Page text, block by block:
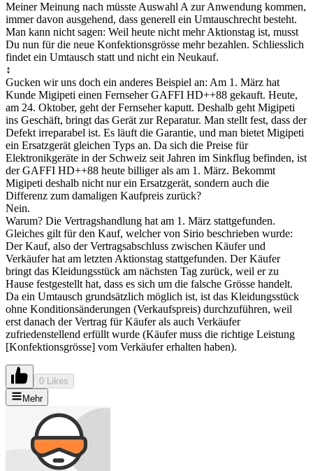
Meiner Meinung nach müsste Auswahl A zur Anwendung kommen,
immer davon ausgehend, dass generell ein Umtauschrecht besteht.
Man kann nicht sagen: Weil heute nicht mehr Aktionstag ist, musst
Du nun für die neue Konfektionsgrösse mehr bezahlen. Schliesslich
findet ein Umtausch statt und nicht ein Neukauf.
↕
Gucken wir uns doch ein anderes Beispiel an: Am 1. März hat
Kunde Migipeti einen Fernseher GAFFI HD++88 gekauft. Heute,
am 24. Oktober, geht der Fernseher kaputt. Deshalb geht Migipeti
ins Geschäft, bringt das Gerät zur Reparatur. Man stellt fest, dass der
Defekt irreparabel ist. Es läuft die Garantie, und man bietet Migipeti
ein Ersatzgerät gleichen Typs an. Da sich die Preise für
Elektronikgeräte in der Schweiz seit Jahren im Sinkflug befinden, ist
der GAFFI HD++88 heute billiger als am 1. März. Bekommt
Migipeti deshalb nicht nur ein Ersatzgerät, sondern auch die
Differenz zum damaligen Kaufpreis zurück?
Nein.
Warum? Die Vertragshandlung hat am 1. März stattgefunden.
Gleiches gilt für den Kauf, welcher von Sirio beschrieben wurde:
Der Kauf, also der Vertragsabschluss zwischen Käufer und
Verkäufer hat am letzten Aktionstag stattgefunden. Der Käufer
bringt das Kleidungsstück am nächsten Tag zurück, weil er zu
Hause festgestellt hat, dass es sich um die falsche Grösse handelt.
Da ein Umtausch grundsätzlich möglich ist, ist das Kleidungsstück
ohne Konditionsänderungen (Verkaufspreis) durchzuführen, weil
erst danach der Vertrag für Käufer als auch Verkäufer
zufriedenstellend erfüllt wurde (Käufer muss die richtige Leistung
[Konfektionsgrösse] vom Verkäufer erhalten haben).
0 Likes
Mehr